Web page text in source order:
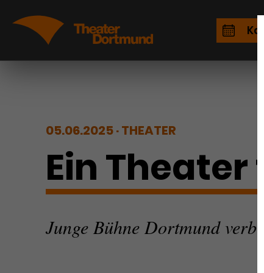
05.06.2025 THEATER
Ein Theater
Junge Bühne Dortmund